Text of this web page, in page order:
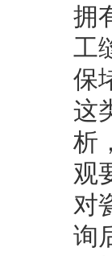
拥
工
保
这
析
观
对
询